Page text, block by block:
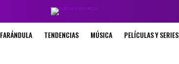
FARÁNDULA TENDENCIAS MÚSICA PELÍCULAS Y SERIES